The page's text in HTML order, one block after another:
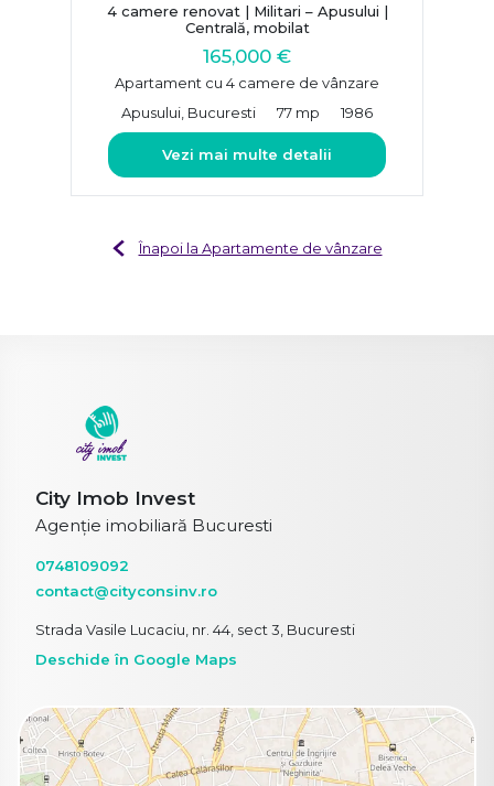
4 camere renovat | Militari – Apusului |
Centrală, mobilat
165,000 €
Apartament cu 4 camere de vânzare
Apusului, Bucuresti
77 mp 1986
Vezi mai multe detalii
Înapoi la Apartamente de vânzare
City Imob Invest
Agenție imobiliară Bucuresti
0748109092
contact@cityconsinv.ro
Strada Vasile Lucaciu, nr. 44, sect 3, Bucuresti
Deschide în Google Maps